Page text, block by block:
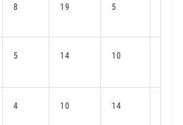
8 19 5
5 14 10
4 10 14